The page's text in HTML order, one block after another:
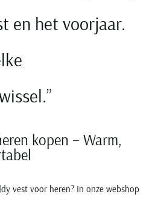
en het voorjaar.
kopen – Warm,
vest voor heren? In onze webshop